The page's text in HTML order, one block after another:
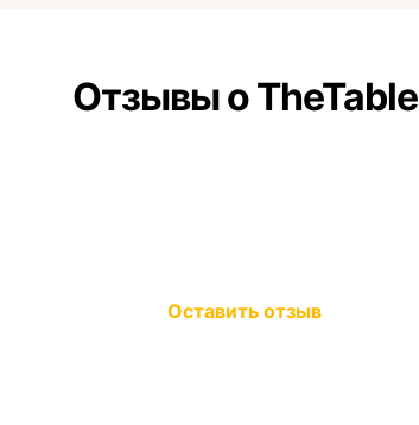
Отзывы о TheTable
Оставить отзыв